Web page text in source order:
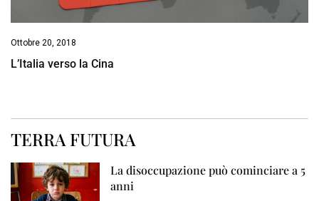
Ottobre 20, 2018
L’Italia verso la Cina
TERRA FUTURA
La disoccupazione può cominciare a 5
anni